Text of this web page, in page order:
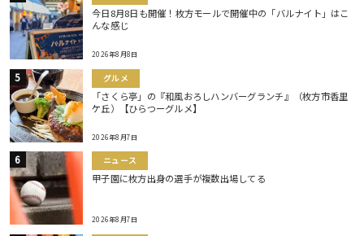
今日8月8日も開催！枚方モールで開催中の「バルナイト」はこ
んな感じ
2026年8月8日
グルメ
「さくら亭」の『和風おろしハンバーグランチ』（枚方市香里
ケ丘）【ひらつーグルメ】
2026年8月7日
ニュース
甲子園に枚方出身の選手が複数出場してる
2026年8月7日